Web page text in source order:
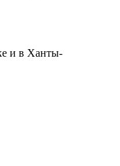
и в Ханты-